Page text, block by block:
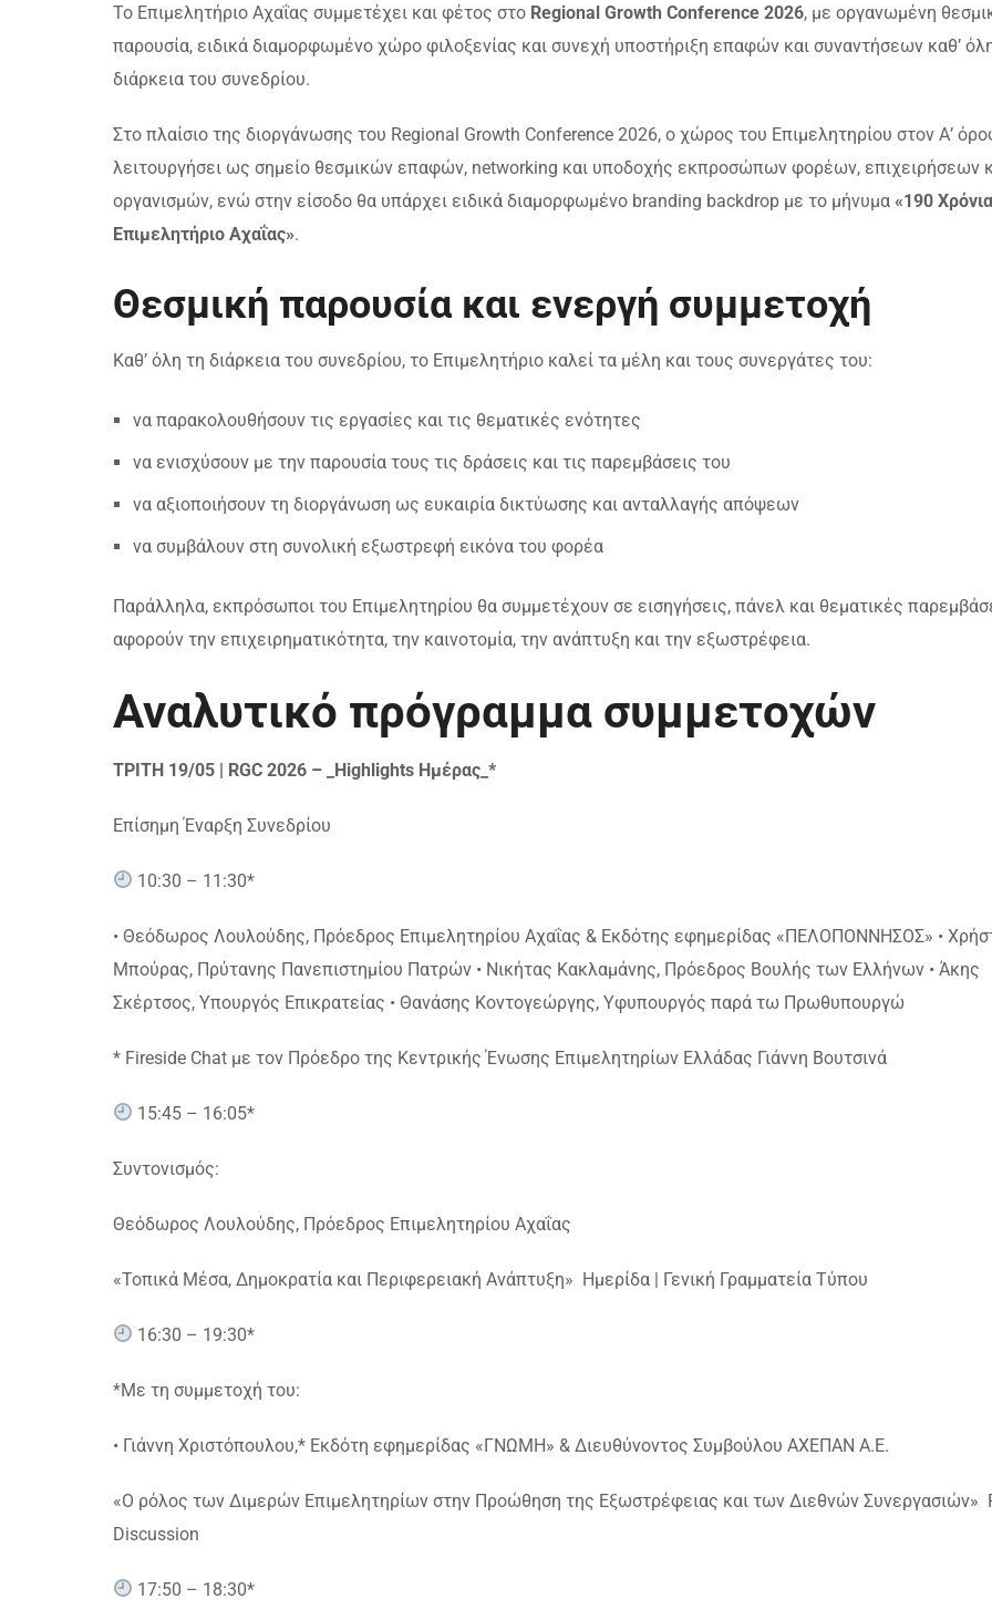
Το Επιμελητήριο Αχαΐας συμμετέχει και φέτος στο Regional Growth Conference 2026, με οργανωμένη
παρουσία, ειδικά διαμορφωμένο χώρο φιλοξενίας και συνεχή υποστήριξη επαφών και συναντήσεων καθ’
διάρκεια του συνεδρίου.
Στο πλαίσιο της διοργάνωσης του Regional Growth Conference 2026, ο χώρος του Επιμελητηρίου στον Α’
λειτουργήσει ως σημείο θεσμικών επαφών, networking και υποδοχής εκπροσώπων φορέων, επιχειρήσεων
οργανισμών, ενώ στην είσοδο θα υπάρχει ειδικά διαμορφωμένο branding backdrop με το μήνυμα «190 Χρόνια
Επιμελητήριο Αχαΐας».
Θεσμική παρουσία και ενεργή συμμετοχή
Καθ’ όλη τη διάρκεια του συνεδρίου, το Επιμελητήριο καλεί τα μέλη και τους συνεργάτες του:
να παρακολουθήσουν τις εργασίες και τις θεματικές ενότητες
να ενισχύσουν με την παρουσία τους τις δράσεις και τις παρεμβάσεις του
να αξιοποιήσουν τη διοργάνωση ως ευκαιρία δικτύωσης και ανταλλαγής απόψεων
να συμβάλουν στη συνολική εξωστρεφή εικόνα του φορέα
Παράλληλα, εκπρόσωποι του Επιμελητηρίου θα συμμετέχουν σε εισηγήσεις, πάνελ και θεματικές
αφορούν την επιχειρηματικότητα, την καινοτομία, την ανάπτυξη και την εξωστρέφεια.
Αναλυτικό πρόγραμμα συμμετοχών
ΤΡΙΤΗ 19/05 | RGC 2026 – _Highlights Ημέρας_*
Επίσημη Έναρξη Συνεδρίου
10:30 – 11:30*
• Θεόδωρος Λουλούδης, Πρόεδρος Επιμελητηρίου Αχαΐας & Εκδότης εφημερίδας «ΠΕΛΟΠΟΝΝΗΣΟΣ» •
Μπούρας, Πρύτανης Πανεπιστημίου Πατρών • Νικήτας Κακλαμάνης, Πρόεδρος Βουλής των Ελλήνων • Άκης
Σκέρτσος, Υπουργός Επικρατείας • Θανάσης Κοντογεώργης, Υφυπουργός παρά τω Πρωθυπουργώ
* Fireside Chat με τον Πρόεδρο της Κεντρικής Ένωσης Επιμελητηρίων Ελλάδας Γιάννη Βουτσινά
15:45 – 16:05*
Συντονισμός:
Θεόδωρος Λουλούδης, Πρόεδρος Επιμελητηρίου Αχαΐας
«Τοπικά Μέσα, Δημοκρατία και Περιφερειακή Ανάπτυξη» Ημερίδα | Γενική Γραμματεία Τύπου
16:30 – 19:30*
*Με τη συμμετοχή του:
• Γιάννη Χριστόπουλου,* Εκδότη εφημερίδας «ΓΝΩΜΗ» & Διευθύνοντος Συμβούλου ΑΧΕΠΑΝ Α.Ε.
«Ο ρόλος των Διμερών Επιμελητηρίων στην Προώθηση της Εξωστρέφειας και των Διεθνών Συνεργασιών»
Discussion
17:50 – 18:30*